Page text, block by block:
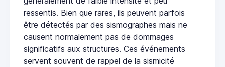
ressentis. Bien que rares, ils peuvent parfois
être détectés par des sismographes mais ne
causent normalement pas de dommages
significatifs aux structures. Ces événements
servent souvent de rappel de la sismicité